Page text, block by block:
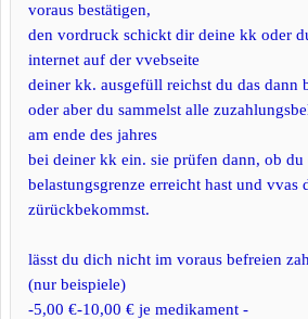
voraus bestätigen,
den vordruck schickt dir deine kk oder
internet auf der vvebseite
deiner kk. ausgefüll reichst du das dann
oder aber du sammelst alle
am ende des jahres
bei deiner kk ein. sie prüfen dann, ob du
belastungsgrenze erreicht hast und vvas
zürückbekommst.
lässt du dich nicht im voraus befreien
(nur beispiele)
-5,00 €-10,00 € je medikament -